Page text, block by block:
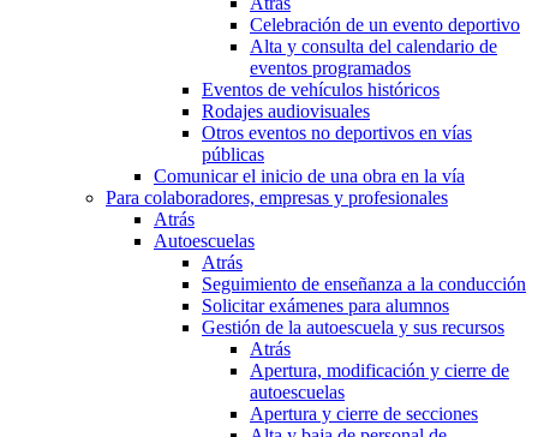
Celebración de un evento deportivo
Alta y consulta del calendario de
eventos programados
Eventos de vehículos históricos
Rodajes audiovisuales
Otros eventos no deportivos en vías
públicas
Comunicar el inicio de una obra en la vía
Para colaboradores, empresas y profesionales
Atrás
Autoescuelas
Atrás
Seguimiento de enseñanza a la conducción
Solicitar exámenes para alumnos
Gestión de la autoescuela y sus recursos
Atrás
Apertura, modificación y cierre de
autoescuelas
Apertura y cierre de secciones